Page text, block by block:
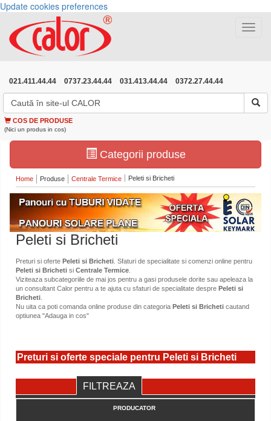
Update cookies preferences
Toggle
021.411.44.44 0737.23.44.44 031.413.44.44 0372.27.44.44
COS DE PRODUSE
(Nici un produs in cos)
Categorii produse
Home Produse Centrale Termice Peleti si Bricheti
Peleti si Bricheti
Preturi si oferte Peleti si Bricheti . Sfaturi de specialitate si comenzi online pentru
Peleti si Bricheti si Centrale Termice
Viziteaza subcategoriile de mai jos pentru a gasi produsele dorite sau apeleaza la
un consultant Calor pentru a te ajuta cu sfaturi de specialitate despre Peleti si
Bricheti
Nu uita ca poti comanda online produse din categoria Peleti si Bricheti cautand
optiunea "Adauga in cos"
Preturi si oferte speciale pentru Peleti si Bricheti
FILTREAZA
PRODUCATOR